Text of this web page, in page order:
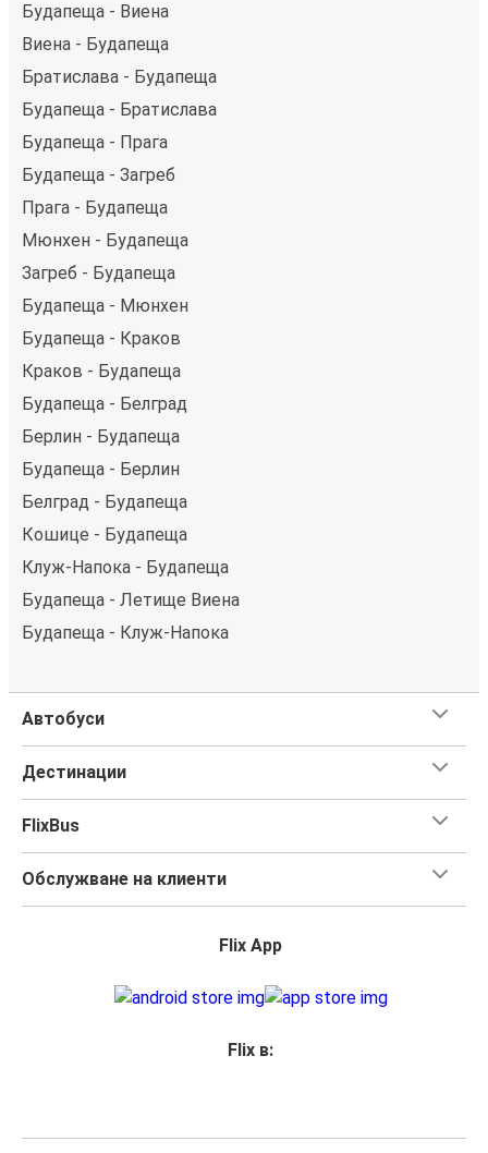
Будапеща - Виена
Виена - Будапеща
Братислава - Будапеща
Будапеща - Братислава
Будапеща - Прага
Будапеща - Загреб
Прага - Будапеща
Мюнхен - Будапеща
Загреб - Будапеща
Будапеща - Мюнхен
Будапеща - Краков
Краков - Будапеща
Будапеща - Белград
Берлин - Будапеща
Будапеща - Берлин
Белград - Будапеща
Кошице - Будапеща
Клуж-Напока - Будапеща
Будапеща - Летище Виена
Будапеща - Клуж-Напока
Автобуси
Дестинации
FlixBus
Обслужване на клиенти
Flix App
Flix в: